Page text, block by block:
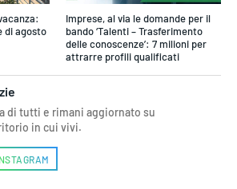
di agosto
Imprese, al via le domande per il
bando ‘Talenti – Trasferimento
delle conoscenze’: 7 milioni per
attrarre profili qualificati
di tutti e rimani aggiornato su
in cui vivi.